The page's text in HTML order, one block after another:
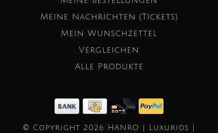
Meine Nachrichten (Tickets)
Mein Wunschzettel
Vergleichen
Alle Produkte
© Copyright 2026 HANRO | Luxuriös |